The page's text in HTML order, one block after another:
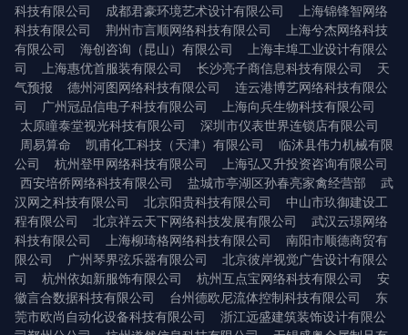
科技有限公司
成都君豪环境艺术设计有限公司
上海锦锋智网络
科技有限公司
荆州市言顺网络科技有限公司
上海兮杰网络科技
有限公司
海创咨询（昆山）有限公司
上海丰埠工业设计有限公
司
上海惠优首服装有限公司 长沙亮子商信息科技有限公司
天
气预报
德州河图网络科技有限公司
连云港博艺网络科技有限公
司
广州冠品信电子科技有限公司
上海向兵生物科技有限公司
太原瞳泰堂视光科技有限公司
深圳市仪表世界连锁店有限公司
周易算命
凯甫化工科技（天津）有限公司
临沭县伟力机械有限
公司
杭州登甲网络科技有限公司
上海弘又升投资咨询有限公司
西安培侨网络科技有限公司
盐城市亭湖区孙春亮家禽经营部
武
汉网之科技有限公司
北京阳贵科技有限公司
中山市玖御建设工
程有限公司
北京祥云天下网络科技发展有限公司
武汉云璟网络
科技有限公司
上海柳琦格网络科技有限公司
南阳市顺德商贸有
限公司
广州琴界弦乐器有限公司
北京彼岸视觉广告设计有限公
司
杭州依如新服饰有限公司 杭州互点宝网络科技有限公司
安
徽言合数据科技有限公司
台州德欧尼流体控制科技有限公司
东
莞市欧尚自动化设备科技有限公司
浙江远盛建筑装饰设计有限公